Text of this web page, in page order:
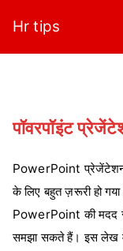
content
Hr tips
पॉवरपॉइंट
PowerPoint प्रेजेंटेशन
के लिए बहुत ज़रूरी हो
PowerPoint की मदद
समझा सकते हैं। इस लेख